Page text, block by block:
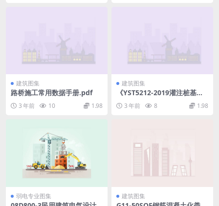
建筑图集
路桥施工常用数据手册.pdf
3 年前 10 1.98
建筑图集
《YST5212-2019灌注桩基础
3 年前 8 1.98
弱电专业图集 建筑图集